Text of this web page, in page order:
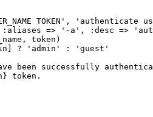
TOKEN', 'authenticate
=> '-a', :desc =>
token)
? 'admin' : 'guest'
been successfully
token.